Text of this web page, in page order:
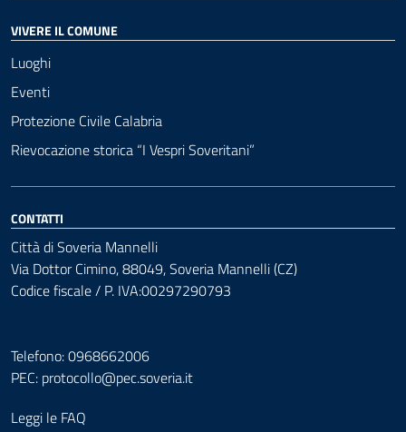
VIVERE IL COMUNE
Luoghi
Eventi
Protezione Civile Calabria
Rievocazione storica “I Vespri Soveritani”
CONTATTI
Città di Soveria Mannelli
Via Dottor Cimino, 88049, Soveria Mannelli (CZ)
Codice fiscale / P. IVA:00297290793
Telefono: 0968662006
PEC: protocollo@pec.soveria.it
Leggi le FAQ